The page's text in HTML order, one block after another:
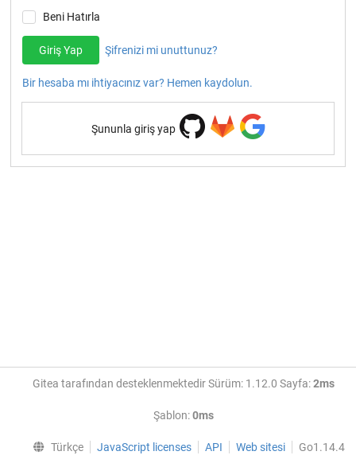
Beni Hatırla
Giriş Yap Şifrenizi mi unuttunuz?
Bir hesaba mı ihtiyacınız var? Hemen kaydolun.
Şununla giriş yap
Gitea tarafından desteklenmektedir Sürüm: 1.12.0 Sayfa:2ms
Şablon:0ms
Türkçe JavaScript licenses API Web sitesi Go1.14.4